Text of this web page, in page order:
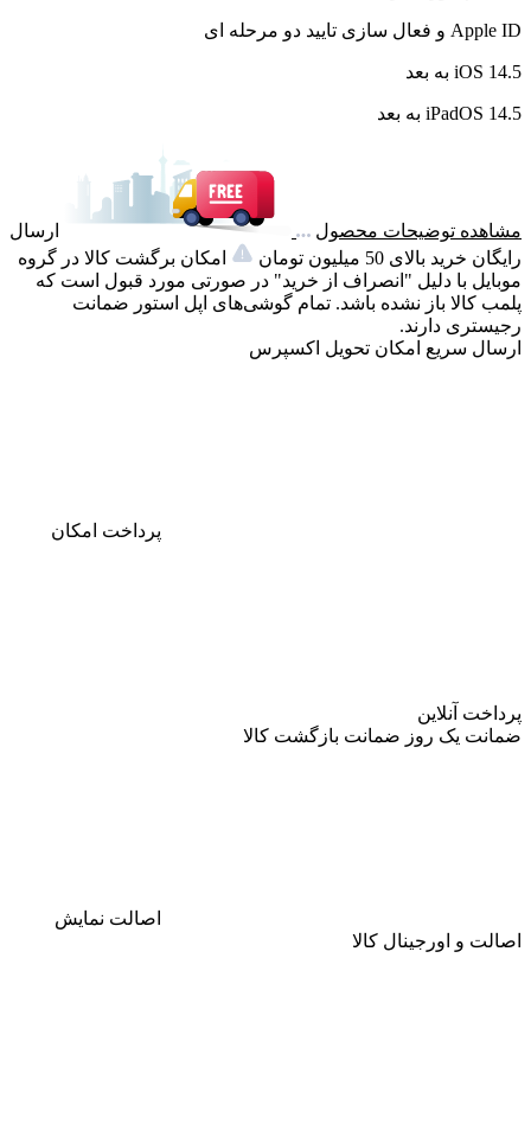
Apple ID و فعال سازی تایید دو مرحله ای
iOS 14.5 به بعد
iPadOS 14.5 به بعد
مشاهده توضیحات محصول
ارسال
رایگان خرید بالای 50 میلیون تومان
امکان برگشت کالا در گروه
موبایل با دلیل "انصراف از خرید" در صورتی مورد قبول است که
پلمب کالا باز نشده باشد. تمام گوشی‌های اپل استور ضمانت
رجیستری دارند.
ارسال سریع امکان تحویل اکسپرس
پرداخت امکان
پرداخت آنلاین
ضمانت یک روز ضمانت بازگشت کالا
اصالت نمایش
اصالت و اورجینال کالا